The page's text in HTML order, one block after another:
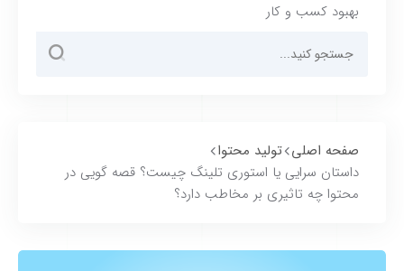
بهبود کسب و کار
صفحه اصلی تولید محتوا
داستان سرایی یا استوری تلینگ چیست؟ قصه گویی در
محتوا چه تاثیری بر مخاطب دارد؟